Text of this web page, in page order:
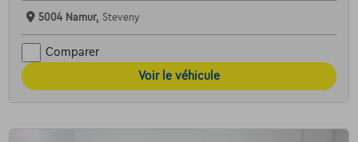
5004 Namur, Steveny
Comparer
Voir le véhicule